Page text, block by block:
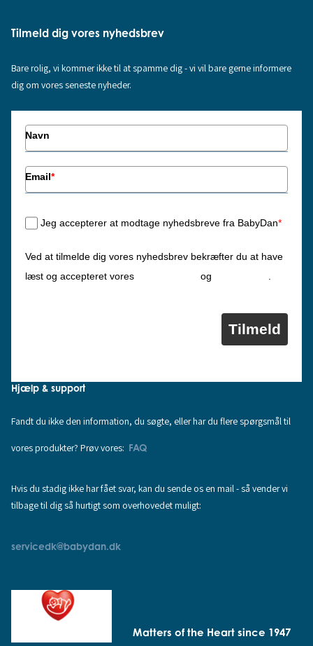
Tilmeld dig vores nyhedsbrev
Bare rolig, vi kommer ikke til at spamme dig - vi vil bare gerne informere
dig om vores seneste nyheder.
Navn
Email*
Jeg accepterer at modtage nyhedsbreve fra BabyDan*
Ved at tilmelde dig vores nyhedsbrev bekræfter du at have
læst og accepteret vores
og .
Tilmeld
Hjælp & support
Fandt du ikke den information, du søgte, eller har du flere spørgsmål til
vores produkter? Prøv vores: FAQ
Hvis du stadig ikke har fået svar, kan du sende os en mail - så vender vi
tilbage til dig så hurtigt som overhovedet muligt:
servicedk@babydan.dk
Matters of the Heart since 1947